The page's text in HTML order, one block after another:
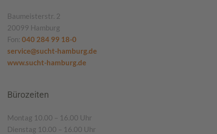
Baumeisterstr. 2
20099 Hamburg
Fon: 040 284 99 18-0
service@sucht-hamburg.de
www.sucht-hamburg.de
Bürozeiten
Montag 10.00 – 16.00 Uhr
Dienstag 10.00 – 16.00 Uhr